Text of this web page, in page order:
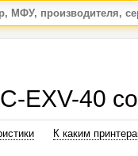
EXV-40
К каким